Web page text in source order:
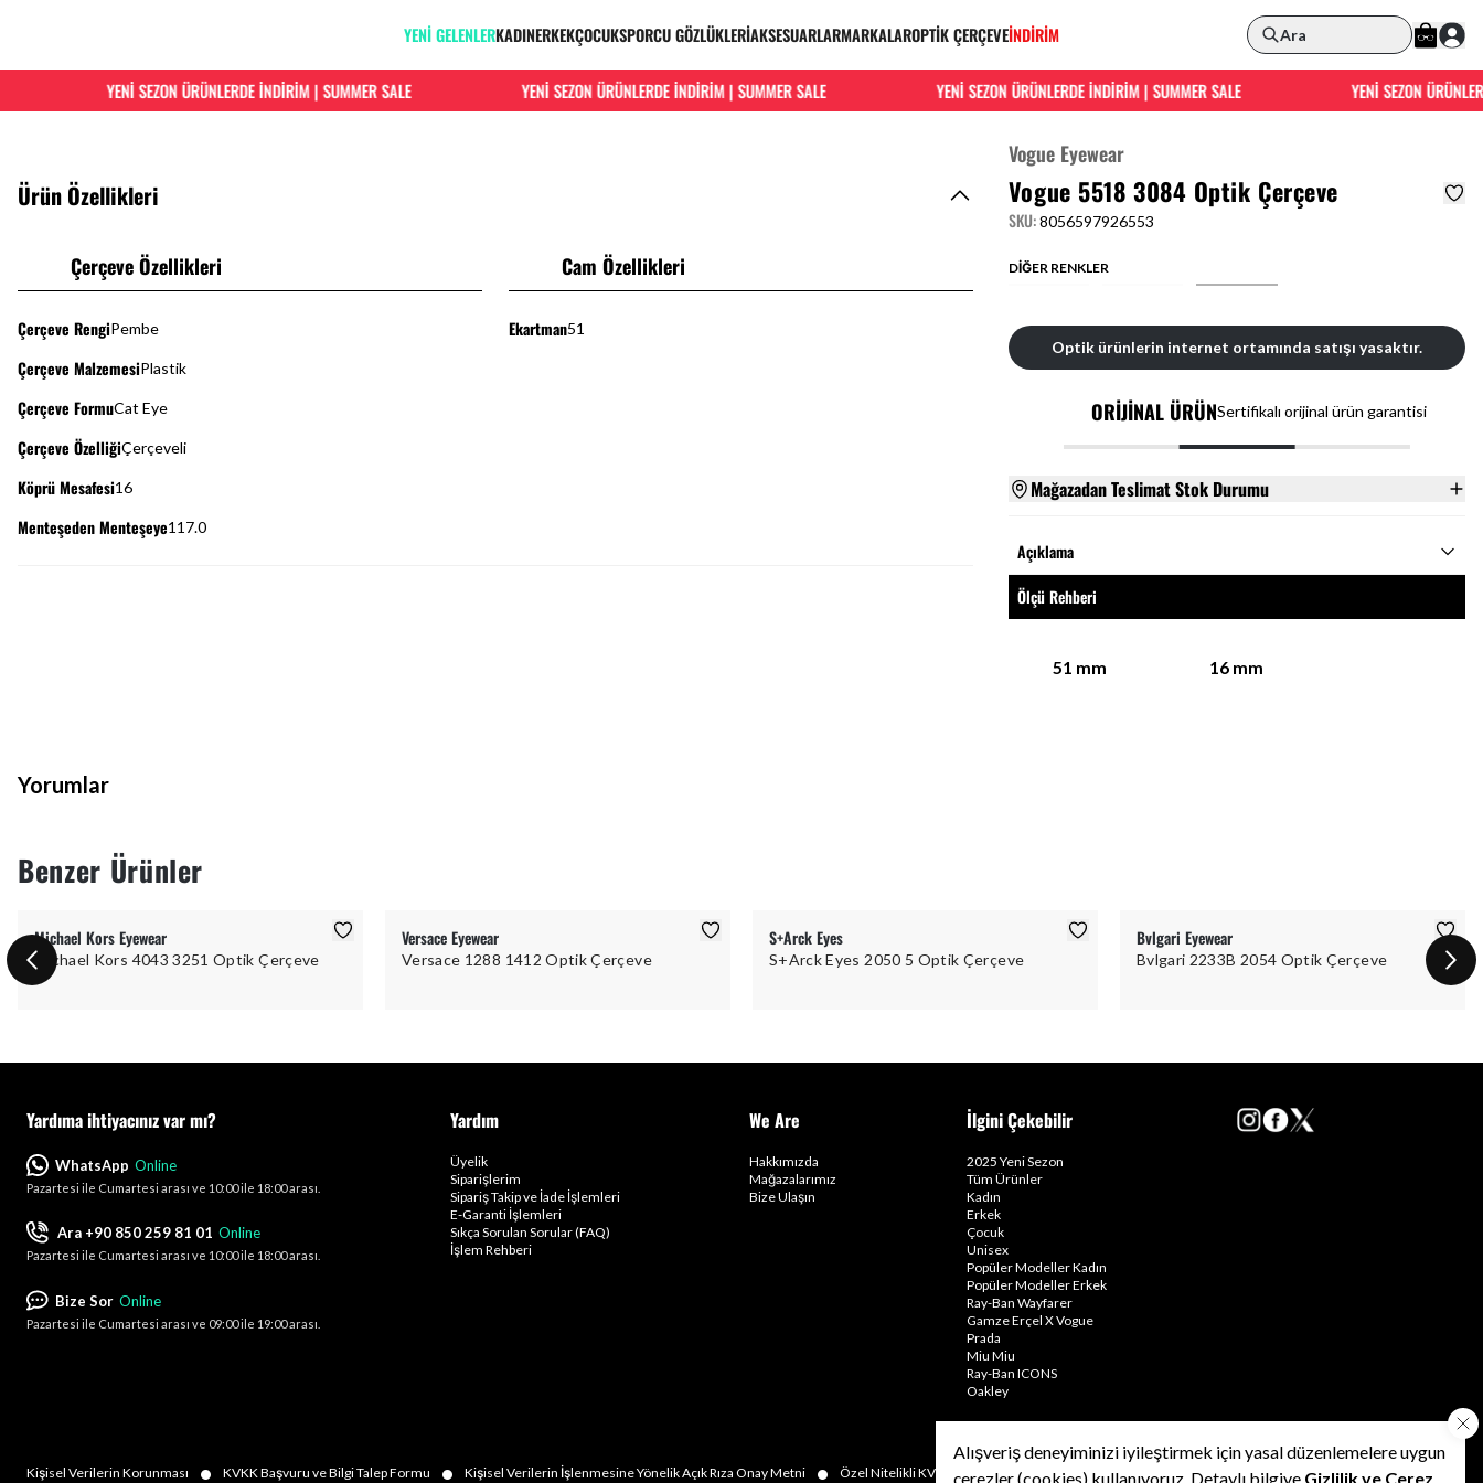
Alışveriş deneyiminizi iyileştirmek için yasal düzenlemelere uygun
çerezler (cookies) kullanıyoruz. Detaylı bilgiye Gizlilik ve Çerez
YENİ GELENLERKADINERKEKÇOCUKSPORCU GÖZLÜKLERİAKSESUARLARMARKALAROPTİK ÇERÇEVEİNDİRİM Ara
YENİ SEZON ÜRÜNLERDE İNDİRİM | SUMMER SALE YENİ SEZON ÜRÜNLERDE İNDİRİM | SUMMER SALE YENİ SEZON ÜRÜNLERDE İNDİRİM | SUMMER SALE YENİ SEZON
Ürün Özellikleri
Çerçeve Özellikleri
Çerçeve RengiPembe
Çerçeve MalzemesiPlastik
Çerçeve FormuCat Eye
Çerçeve ÖzelliğiÇerçeveli
Köprü Mesafesi16
Menteşeden Menteşeye117.0
Cam Özellikleri
Ekartman51
Vogue Eyewear
Vogue 5518 3084 Optik Çerçeve
SKU:8056597926553
DİĞER RENKLER
Optik ürünlerin internet ortamında satışı yasaktır.
ORİJİNAL ÜRÜNSertifikalı orijinal ürün garantisi
Mağazadan Teslimat Stok Durumu
Açıklama
Ölçü Rehberi
51 mm 16 mm
Yorumlar
Benzer Ürünler
Michael Kors Eyewear
Michael Kors 4043 3251 Optik Çerçeve
Versace Eyewear
Versace 1288 1412 Optik Çerçeve
S+Arck Eyes
S+Arck Eyes 2050 5 Optik Çerçeve
Bvlgari Eyewear
Bvlgari 2233B 2054 Optik Çerçeve
Yardıma ihtiyacınız var mı?
WhatsApp Online
Pazartesi ile Cumartesi arası ve 10:00 ile 18:00 arası.
Ara +90 850 259 81 01 Online
Pazartesi ile Cumartesi arası ve 10:00 ile 18:00 arası.
Bize Sor Online
Pazartesi ile Cumartesi arası ve 09:00 ile 19:00 arası.
Yardım
Üyelik
Siparişlerim
Sipariş Takip ve İade İşlemleri
E-Garanti İşlemleri
Sıkça Sorulan Sorular (FAQ)
İşlem Rehberi
We Are
Hakkımızda
Mağazalarımız
Bize Ulaşın
İlgini Çekebilir
2025 Yeni Sezon
Tüm Ürünler
Kadın
Erkek
Çocuk
Unisex
Popüler Modeller Kadın
Popüler Modeller Erkek
Ray-Ban Wayfarer
Gamze Erçel X Vogue
Prada
Miu Miu
Ray-Ban ICONS
Oakley
Kişisel Verilerin Korunması • KVKK Başvuru ve Bilgi Talep Formu • Kişisel Verilerin İşlenmesine Yönelik Açık Rıza Onay Metni • Özel Nitelikli KVKK • Kullanım Şartları • Gizlilik Politikası • Çerez Politikası •